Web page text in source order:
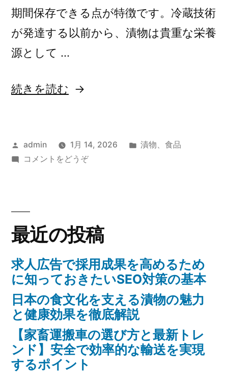
期間保存できる点が特徴です。冷蔵技術
が発達する以前から、漬物は貴重な栄養
源として …
“日
食
文
支
え
る
漬
物
の
魅
力
続きを読む
投
稿
admin 1月 14, 2026
カ
漬物、食品
コメントをどうぞ(日
化
を
支
え
る
漬
物
の
魅
力
最近の投稿
求人広告で採用成果を高めるため
に知っておきたいSEO対策の基本
日本の食文化を支える漬物の魅力
と健康効果を徹底解説
【家畜運搬車の選び方と最新トレ
ンド】安全で効率的な輸送を実現
するポイント